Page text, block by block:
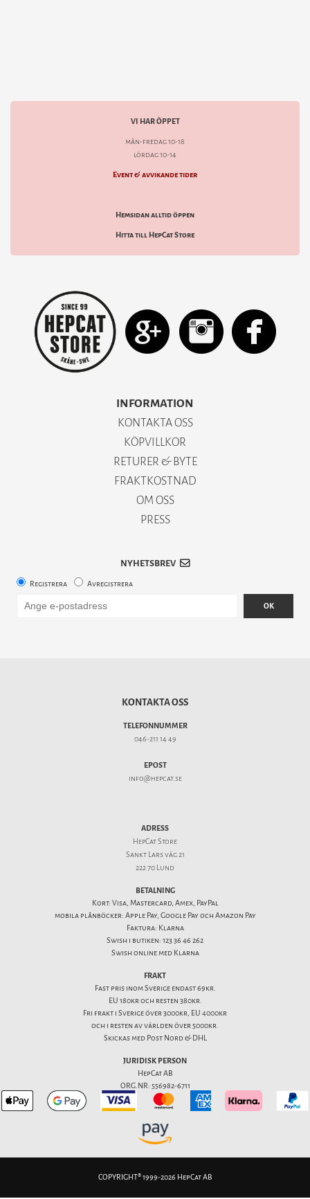
VI HAR ÖPPET
mån-fredag 10-18
lördag 10-14
Event & avvikande tider
Hemsidan alltid öppen
Hitta till HepCat Store
INFORMATION
KONTAKTA OSS
KÖPVILLKOR
RETURER & BYTE
FRAKTKOSTNAD
OM OSS
PRESS
NYHETSBREV
Registrera Avregistrera
OK
KONTAKTA OSS
TELEFONNUMMER
046-211 14 49
EPOST
info@hepcat.se
ADRESS
HepCat Store
Sankt Lars väg 21
222 70 Lund
BETALNING
Kort: Visa, Mastercard, Amex, PayPal
mobila plånböcker: Apple Pay, Google Pay och Amazon Pay
Faktura: Klarna
Swish i butiken: 123 36 46 262
Swish online med Klarna
FRAKT
Fast pris inom Sverige endast 69kr.
EU 180kr och resten 380kr.
Fri frakt i Sverige över 3000kr, EU 4000kr
och i resten av världen över 5000kr.
Skickas med Post Nord & DHL
JURIDISK PERSON
HepCat AB
ORG.NR: 556982-6711
COPYRIGHT® 1999-2026 HepCat AB